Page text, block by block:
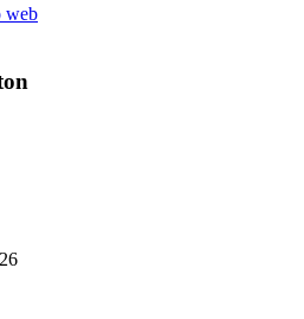
web